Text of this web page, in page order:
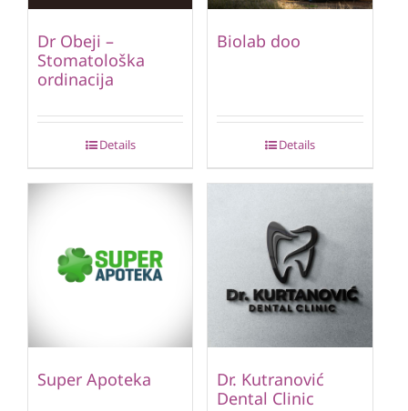
Dr Obeji –
Stomatološka
ordinacija
Details
Biolab doo
Details
Super Apoteka
Dr. Kutranović
Dental Clinic